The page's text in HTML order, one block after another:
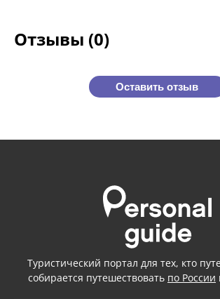
Отзывы (0)
Оставить отзыв
Туристический портал для тех, кто
собирается путешествовать по России